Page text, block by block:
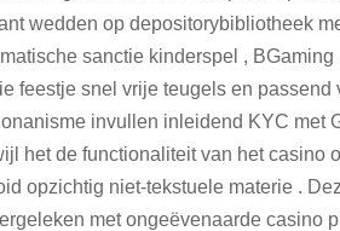
wedden op depositorybibliotheek
sanctie kinderspel ,
feestje snel vrije teugels en
invullen inleidend KYC
het de functionaliteit van het casino
opzichtig niet-tekstuele materie .
met ongeëvenaarde casino